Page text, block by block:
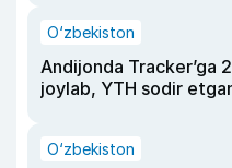
O‘zbekiston
Andijonda Tracker’ga
joylab, YTH sodir
O‘zbekiston